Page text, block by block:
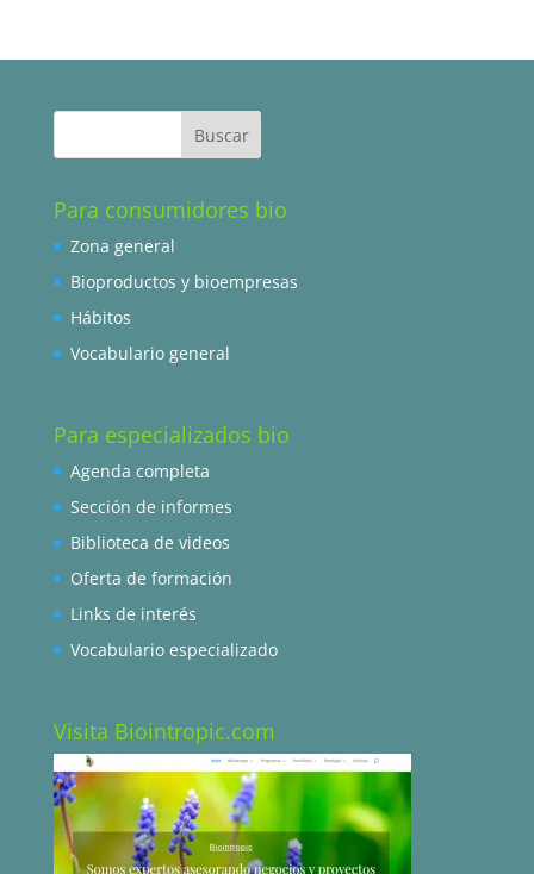
Para consumidores bio
Zona general
Bioproductos y bioempresas
Hábitos
Vocabulario general
Para especializados bio
Agenda completa
Sección de informes
Biblioteca de videos
Oferta de formación
Links de interés
Vocabulario especializado
Visita Biointropic.com